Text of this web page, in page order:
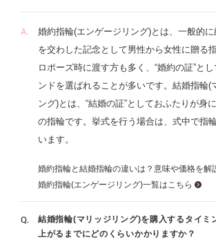
リング）と重ねづけでセットリングにするこ
す。似合う指輪がわかる「パーソナルハン
けられるブランドもアイプリモだけ。メン
無料、ずっと安心です。
婚約指輪(エンゲージリング)とは、一般的
を交わした記念として男性から女性に贈る
ロポーズ時に渡す方も多く、“婚約の証”と
ンドを選ばれることが多いです。結婚指輪(
ング)とは、“結婚の証”としておふたりが身
の指輪です。挙式を行う場合は、式中で指
います。
婚約指輪と結婚指輪の違いは？意味や価格を解
婚約指輪(エンゲージリング)一覧はこちら
結婚指輪(マリッジリング)を購入するタイミ
上がるまでにどのくらいかかりますか？